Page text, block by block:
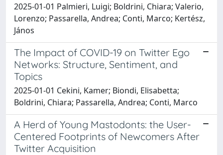
2025-01-01 Palmieri, Luigi; Boldrini, Chiara; Valerio,
Lorenzo; Passarella, Andrea; Conti, Marco; Kertész,
János
The Impact of COVID-19 on Twitter Ego
Networks: Structure, Sentiment, and
Topics
2025-01-01 Cekini, Kamer; Biondi, Elisabetta;
Boldrini, Chiara; Passarella, Andrea; Conti, Marco
A Herd of Young Mastodonts: the User-
Centered Footprints of Newcomers After
Twitter Acquisition